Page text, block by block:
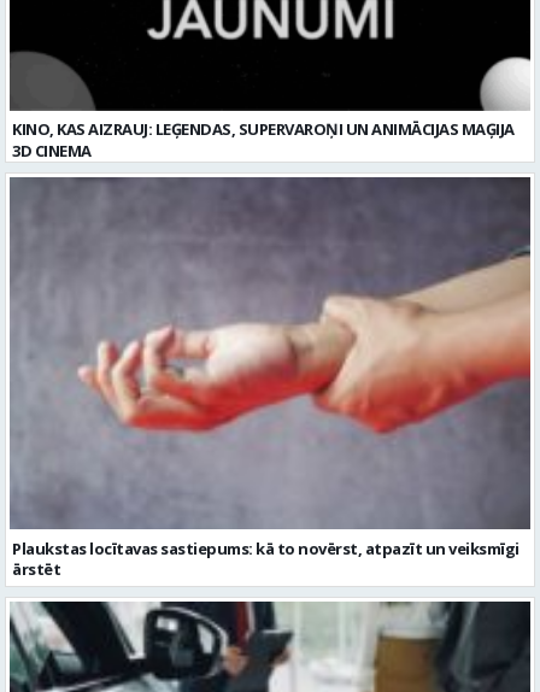
KINO, KAS AIZRAUJ: LEĢENDAS, SUPERVAROŅI UN ANIMĀCIJAS MAĢIJA
3D CINEMA
Plaukstas locītavas sastiepums: kā to novērst, atpazīt un veiksmīgi
ārstēt